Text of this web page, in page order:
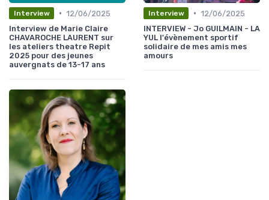
Interview • 12/06/2025
Interview de Marie Claire
CHAVAROCHE LAURENT sur
les ateliers theatre Repit
2025 pour des jeunes
auvergnats de 13-17 ans
Interview • 12/06/2025
INTERVIEW - Jo GUILMAIN - LA
YUL l'évènement sportif
solidaire de mes amis mes
amours